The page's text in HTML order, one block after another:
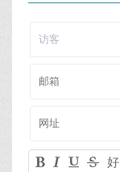
好